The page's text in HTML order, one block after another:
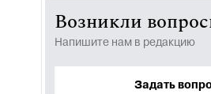
Возникли
Напишите нам в редакцию
Задать